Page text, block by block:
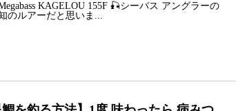
KAGELOU 155F 🎣シーバス アングラーの
のルアーだと思いま...